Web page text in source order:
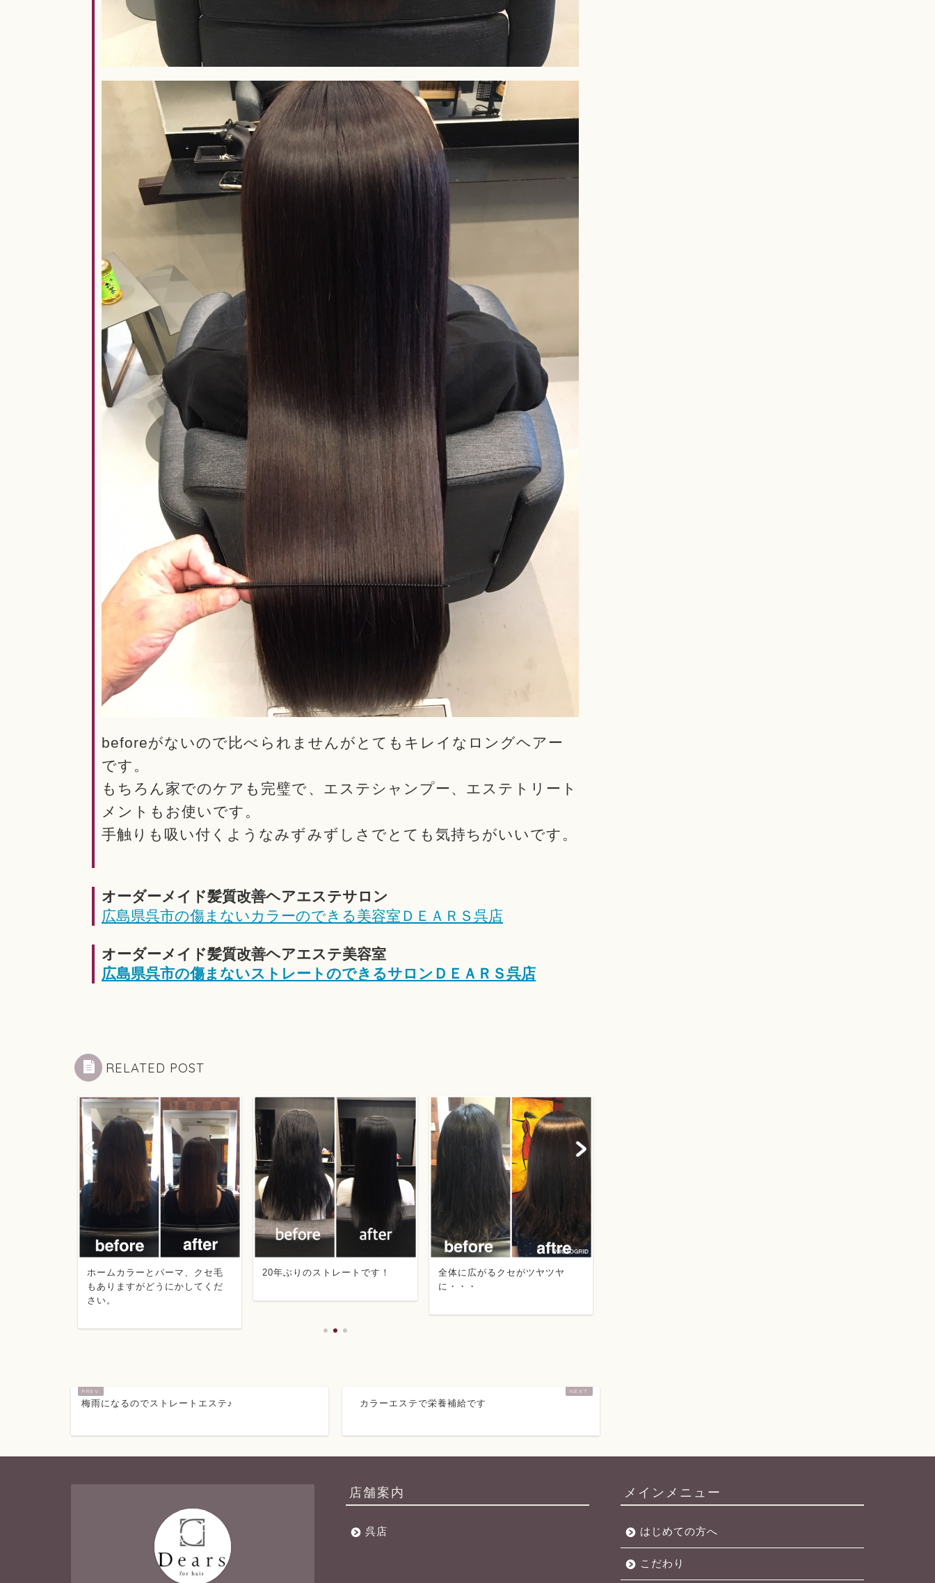
beforeがないので比べられませんがとてもキレイなロングヘアー
です。
もちろん家でのケアも完璧で、エステシャンプー、エステトリート
メントもお使いです。
手触りも吸い付くようなみずみずしさでとても気持ちがいいです。
オーダーメイド髪質改善ヘアエステサロン
広島県呉市の傷まないカラーのできる美容室ＤＥＡＲＳ呉店
オーダーメイド髪質改善ヘアエステ美容室
広島県呉市の傷まないストレートのできるサロンＤＥＡＲＳ呉店
RELATED POST
ラーとパーマ、クセ毛
すがどうにかしてくだ
20年ぶりのストレートです！
全体に広がるクセがツヤツヤ
ホームカラーとパーマ、クセ毛
梅雨になるのでストレートエステ♪ カラーエステで栄養補給です
店舗案内
呉店
メインメニュー
はじめての方へ
こだわり